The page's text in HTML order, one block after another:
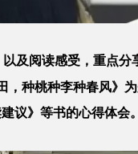
及阅读感受，重点分
种桃种李种春风》
议》等书的心得体会